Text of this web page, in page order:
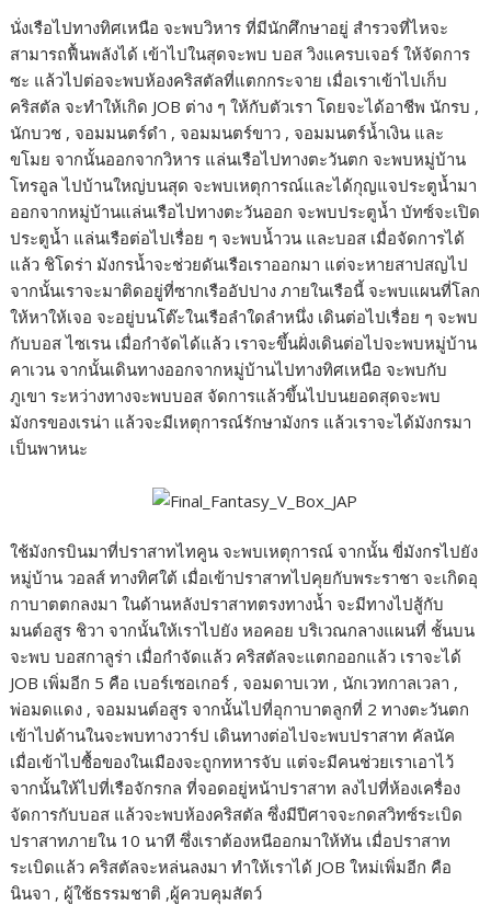
นั่งเรือไปทางทิศเหนือ จะพบวิหาร ที่มีนักศึกษาอยู่ สำรวจที่ไหจะ
สามารถฟื้นพลังได้ เข้าไปในสุดจะพบ บอส วิงแครบเจอร์ ให้จัดการ
ซะ แล้วไปต่อจะพบห้องคริสตัลที่แตกกระจาย เมื่อเราเข้าไปเก็บ
คริสตัล จะทำให้เกิด JOB ต่าง ๆ ให้กับตัวเรา โดยจะได้อาชีพ นักรบ ,
นักบวช , จอมมนตร์ดำ , จอมมนตร์ขาว , จอมมนตร์น้ำเงิน และ
ขโมย จากนั้นออกจากวิหาร แล่นเรือไปทางตะวันตก จะพบหมู่บ้าน
โทรอูล ไปบ้านใหญ่บนสุด จะพบเหตุการณ์และได้กุญแจประตูน้ำมา
ออกจากหมู่บ้านแล่นเรือไปทางตะวันออก จะพบประตูน้ำ บัทซ์จะเปิด
ประตูน้ำ แล่นเรือต่อไปเรื่อย ๆ จะพบน้ำวน และบอส เมื่อจัดการได้
แล้ว ชิโดร่า มังกรน้ำจะช่วยดันเรือเราออกมา แต่จะหายสาปสญไป
จากนั้นเราจะมาติดอยู่ที่ซากเรืออัปปาง ภายในเรือนี้ จะพบแผนที่โลก
ให้หาให้เจอ จะอยู่บนโต๊ะในเรือลำใดลำหนึ่ง เดินต่อไปเรื่อย ๆ จะพบ
กับบอส ไซเรน เมื่อกำจัดได้แล้ว เราจะขึ้นฝั่งเดินต่อไปจะพบหมู่บ้าน
คาเวน จากนั้นเดินทางออกจากหมู่บ้านไปทางทิศเหนือ จะพบกับ
ภูเขา ระหว่างทางจะพบบอส จัดการแล้วขึ้นไปบนยอดสุดจะพบ
มังกรของเรน่า แล้วจะมีเหตุการณ์รักษามังกร แล้วเราจะได้มังกรมา
เป็นพาหนะ
ใช้มังกรบินมาที่ปราสาทไทคูน จะพบเหตุการณ์ จากนั้น ขี่มังกรไปยัง
หมู่บ้าน วอลส์ ทางทิศใต้ เมื่อเข้าปราสาทไปคุยกับพระราชา จะเกิดอุ
กาบาตตกลงมา ในด้านหลังปราสาทตรงทางน้ำ จะมีทางไปสู้กับ
มนต์อสูร ชิวา จากนั้นให้เราไปยัง หอคอย บริเวณกลางแผนที่ ชั้นบน
จะพบ บอสกาลูร่า เมื่อกำจัดแล้ว คริสตัลจะแตกออกแล้ว เราจะได้
JOB เพิ่มอีก 5 คือ เบอร์เซอเกอร์ , จอมดาบเวท , นักเวทกาลเวลา ,
พ่อมดแดง , จอมมนต์อสูร จากนั้นไปที่อุกาบาตลูกที่ 2 ทางตะวันตก
เข้าไปด้านในจะพบทางวาร์ป เดินทางต่อไปจะพบปราสาท คัลนัค
เมื่อเข้าไปซื้อของในเมืองจะถูกทหารจับ แต่จะมีคนช่วยเราเอาไว้
จากนั้นให้ไปที่เรือจักรกล ที่จอดอยู่หน้าปราสาท ลงไปที่ห้องเครื่อง
จัดการกับบอส แล้วจะพบห้องคริสตัล ซึ่งมีปีศาจจะกดสวิทซ์ระเบิด
ปราสาทภายใน 10 นาที ซึ่งเราต้องหนีออกมาให้ทัน เมื่อปราสาท
ระเบิดแล้ว คริสตัลจะหล่นลงมา ทำให้เราได้ JOB ใหม่เพิ่มอีก คือ
นินจา , ผู้ใช้ธรรมชาติ ,ผู้ควบคุมสัตว์